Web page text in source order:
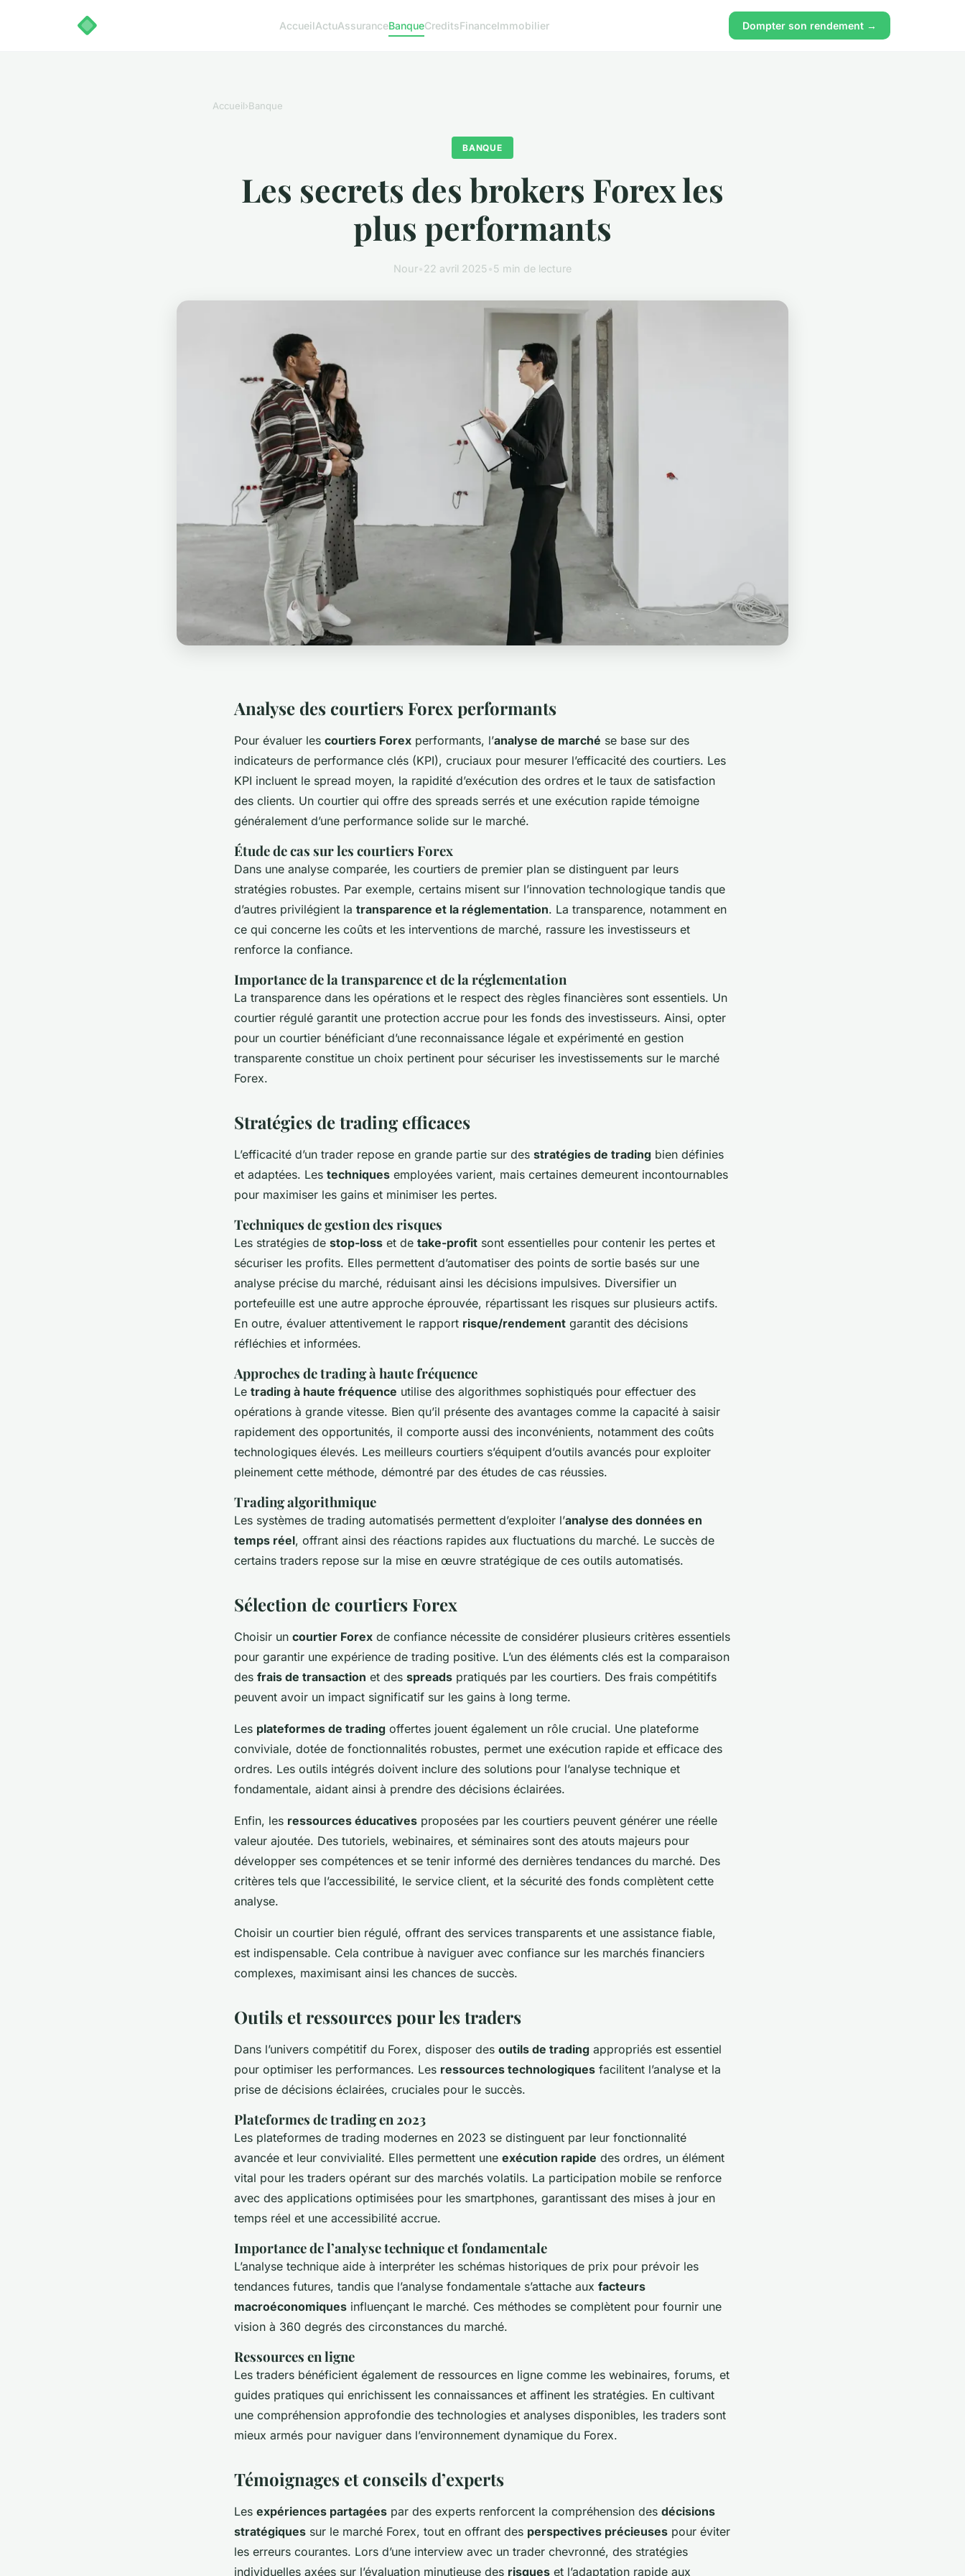
AccueilActuAssuranceBanqueCreditsFinanceImmobilier Dompter son rendement →
Accueil›Banque
BANQUE
Les secrets des brokers Forex les
plus performants
Nour 22 avril 2025 5 min de lecture
Analyse des courtiers Forex performants
Pour évaluer les courtiers Forex performants, l’analyse de marché se base sur des
indicateurs de performance clés (KPI), cruciaux pour mesurer l’efficacité des courtiers. Les
KPI incluent le spread moyen, la rapidité d’exécution des ordres et le taux de satisfaction
des clients. Un courtier qui offre des spreads serrés et une exécution rapide témoigne
généralement d’une performance solide sur le marché.
Étude de cas sur les courtiers Forex
Dans une analyse comparée, les courtiers de premier plan se distinguent par leurs
stratégies robustes. Par exemple, certains misent sur l’innovation technologique tandis que
d’autres privilégient la transparence et la réglementation. La transparence, notamment en
ce qui concerne les coûts et les interventions de marché, rassure les investisseurs et
renforce la confiance.
Importance de la transparence et de la réglementation
La transparence dans les opérations et le respect des règles financières sont essentiels. Un
courtier régulé garantit une protection accrue pour les fonds des investisseurs. Ainsi, opter
pour un courtier bénéficiant d’une reconnaissance légale et expérimenté en gestion
transparente constitue un choix pertinent pour sécuriser les investissements sur le marché
Forex.
Stratégies de trading efficaces
L’efficacité d’un trader repose en grande partie sur des stratégies de trading bien définies
et adaptées. Les techniques employées varient, mais certaines demeurent incontournables
pour maximiser les gains et minimiser les pertes.
Techniques de gestion des risques
Les stratégies de stop-loss et de take-profit sont essentielles pour contenir les pertes et
sécuriser les profits. Elles permettent d’automatiser des points de sortie basés sur une
analyse précise du marché, réduisant ainsi les décisions impulsives. Diversifier un
portefeuille est une autre approche éprouvée, répartissant les risques sur plusieurs actifs.
En outre, évaluer attentivement le rapport risque/rendement garantit des décisions
réfléchies et informées.
Approches de trading à haute fréquence
Le trading à haute fréquence utilise des algorithmes sophistiqués pour effectuer des
opérations à grande vitesse. Bien qu’il présente des avantages comme la capacité à saisir
rapidement des opportunités, il comporte aussi des inconvénients, notamment des coûts
technologiques élevés. Les meilleurs courtiers s’équipent d’outils avancés pour exploiter
pleinement cette méthode, démontré par des études de cas réussies.
Trading algorithmique
Les systèmes de trading automatisés permettent d’exploiter l’analyse des données en
temps réel, offrant ainsi des réactions rapides aux fluctuations du marché. Le succès de
certains traders repose sur la mise en œuvre stratégique de ces outils automatisés.
Sélection de courtiers Forex
Choisir un courtier Forex de confiance nécessite de considérer plusieurs critères essentiels
pour garantir une expérience de trading positive. L’un des éléments clés est la comparaison
des frais de transaction et des spreads pratiqués par les courtiers. Des frais compétitifs
peuvent avoir un impact significatif sur les gains à long terme.
Les plateformes de trading offertes jouent également un rôle crucial. Une plateforme
conviviale, dotée de fonctionnalités robustes, permet une exécution rapide et efficace des
ordres. Les outils intégrés doivent inclure des solutions pour l’analyse technique et
fondamentale, aidant ainsi à prendre des décisions éclairées.
Enfin, les ressources éducatives proposées par les courtiers peuvent générer une réelle
valeur ajoutée. Des tutoriels, webinaires, et séminaires sont des atouts majeurs pour
développer ses compétences et se tenir informé des dernières tendances du marché. Des
critères tels que l’accessibilité, le service client, et la sécurité des fonds complètent cette
analyse.
Choisir un courtier bien régulé, offrant des services transparents et une assistance fiable,
est indispensable. Cela contribue à naviguer avec confiance sur les marchés financiers
complexes, maximisant ainsi les chances de succès.
Outils et ressources pour les traders
Dans l’univers compétitif du Forex, disposer des outils de trading appropriés est essentiel
pour optimiser les performances. Les ressources technologiques facilitent l’analyse et la
prise de décisions éclairées, cruciales pour le succès.
Plateformes de trading en 2023
Les plateformes de trading modernes en 2023 se distinguent par leur fonctionnalité
avancée et leur convivialité. Elles permettent une exécution rapide des ordres, un élément
vital pour les traders opérant sur des marchés volatils. La participation mobile se renforce
avec des applications optimisées pour les smartphones, garantissant des mises à jour en
temps réel et une accessibilité accrue.
Importance de l’analyse technique et fondamentale
L’analyse technique aide à interpréter les schémas historiques de prix pour prévoir les
tendances futures, tandis que l’analyse fondamentale s’attache aux facteurs
macroéconomiques influençant le marché. Ces méthodes se complètent pour fournir une
vision à 360 degrés des circonstances du marché.
Ressources en ligne
Les traders bénéficient également de ressources en ligne comme les webinaires, forums, et
guides pratiques qui enrichissent les connaissances et affinent les stratégies. En cultivant
une compréhension approfondie des technologies et analyses disponibles, les traders sont
mieux armés pour naviguer dans l’environnement dynamique du Forex.
Témoignages et conseils d’experts
Les expériences partagées par des experts renforcent la compréhension des décisions
stratégiques sur le marché Forex, tout en offrant des perspectives précieuses pour éviter
les erreurs courantes. Lors d’une interview avec un trader chevronné, des stratégies
individuelles axées sur l’évaluation minutieuse des risques et l’adaptation rapide aux